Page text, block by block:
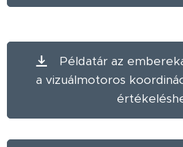
Példatár az
a vizuálmotoros